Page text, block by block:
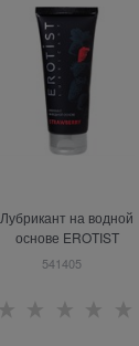
Лубрикант на водной
основе EROTIST
STRAWBERRY с
541405